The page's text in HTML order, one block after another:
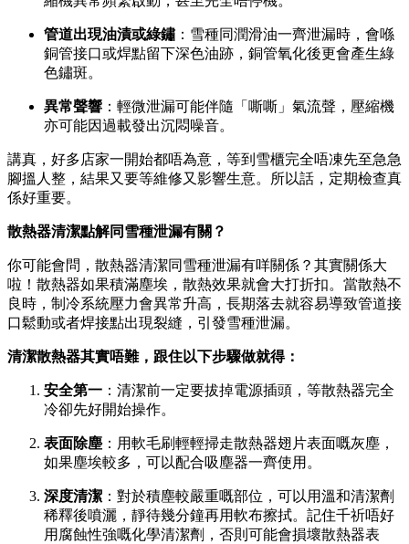
管道出現油漬或綠鏽 ：雪種同潤滑油一齊泄漏時，會喺
銅管接口或焊點留下深色油跡，銅管氧化後更會產生綠
色鏽斑。
異常聲響 ：輕微泄漏可能伴隨「嘶嘶」氣流聲，壓縮機
亦可能因過載發出沉悶噪音。
講真，好多店家一開始都唔為意，等到雪櫃完全唔凍先至急急
腳搵人整，結果又要等維修又影響生意。所以話，定期檢查真
係好重要。
散熱器清潔點解同雪種泄漏有關？
你可能會問，散熱器清潔同雪種泄漏有咩關係？其實關係大
啦！散熱器如果積滿塵埃，散熱效果就會大打折扣。當散熱不
良時，制冷系統壓力會異常升高，長期落去就容易導致管道接
口鬆動或者焊接點出現裂縫，引發雪種泄漏。
清潔散熱器其實唔難，跟住以下步驟做就得：
安全第一 ：清潔前一定要拔掉電源插頭，等散熱器完全
冷卻先好開始操作。
表面除塵：用軟毛刷輕輕掃走散熱器翅片表面嘅灰塵，
如果塵埃較多，可以配合吸塵器一齊使用。
深度清潔 ：對於積塵較嚴重嘅部位，可以用溫和清潔劑
稀釋後噴灑，靜待幾分鐘再用軟布擦拭。記住千祈唔好
用腐蝕性強嘅化學清潔劑，否則可能會損壞散熱器表